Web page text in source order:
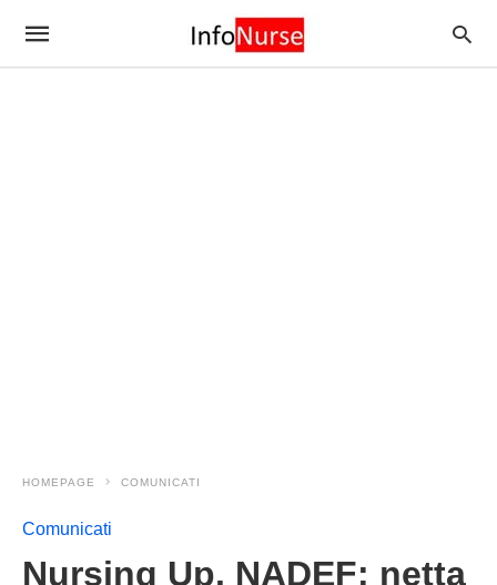
HOMEPAGE COMUNICATI
Comunicati
Nursing Up. NADEF: netta